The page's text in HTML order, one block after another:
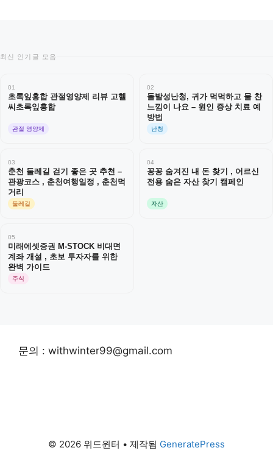
최신 인기글 모음
01
초록잎홍합 관절영양제 리뷰 고헬
씨초록잎홍합
관절 영양제
02
돌발성난청, 귀가 먹먹하고 물 찬
느낌이 나요 – 원인 증상 치료 예
방법
난청
03
춘천 둘레길 걷기 좋은 곳 추천 –
관광코스 , 춘천여행일정 , 춘천먹
거리
둘레길
04
꽁꽁 숨겨진 내 돈 찾기 , 어르신
전용 숨은 자산 찾기 캠페인
자산
05
미래에셋증권 M-STOCK 비대면
계좌 개설 , 초보 투자자를 위한
완벽 가이드
주식
문의 : withwinter99@gmail.com
© 2026 위드윈터 • 제작됨 GeneratePress